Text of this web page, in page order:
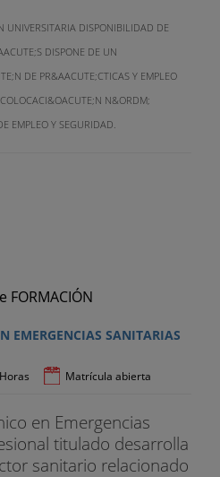
UNIVERSITARIA DISPONIBILIDAD DE
DISPONE DE UN
DE PR&AACUTE;CTICAS Y EMPLEO
N&ORDM;
EMPLEO Y SEGURIDAD.
EMERGENCIAS SANITARIAS
Matrícula abierta
en Emergencias
titulado desarrolla
sanitario relacionado